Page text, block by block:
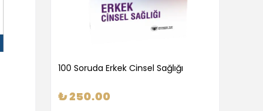
100 Soruda Erkek Cinsel Sağlığı
₺ 250.00